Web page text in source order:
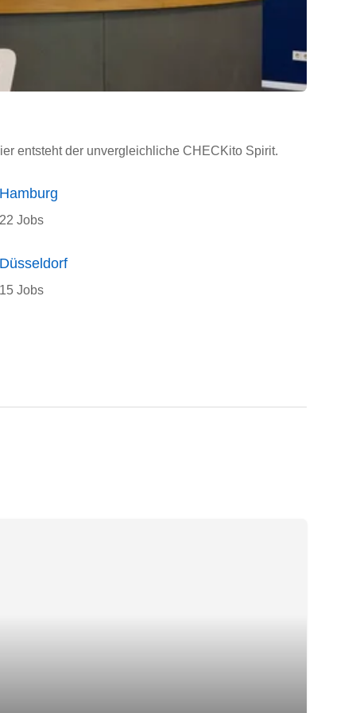
entsteht der unvergleichliche CHECKito Spirit.
Hamburg
22 Jobs
Düsseldorf
15 Jobs